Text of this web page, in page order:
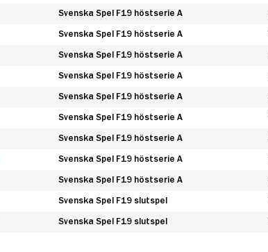
Svenska Spel F19 höstserie A
Svenska Spel F19 höstserie A
Svenska Spel F19 höstserie A
Svenska Spel F19 höstserie A
Svenska Spel F19 höstserie A
Svenska Spel F19 höstserie A
Svenska Spel F19 höstserie A
Svenska Spel F19 höstserie A
Svenska Spel F19 höstserie A
Svenska Spel F19 slutspel
Svenska Spel F19 slutspel